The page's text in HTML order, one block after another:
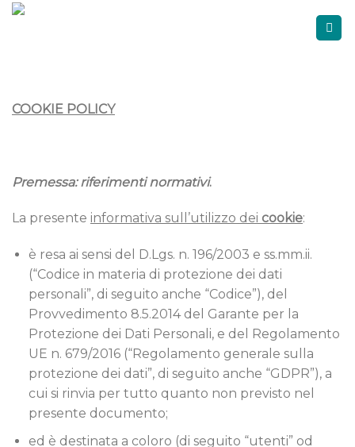
Skip
COOKIE POLICY
Premessa: riferimenti normativi.
La presente informativa sull’utilizzo dei cookie:
è resa ai sensi del D.Lgs. n. 196/2003 e ss.mm.ii.
(“Codice in materia di protezione dei dati
personali”, di seguito anche “Codice”), del
Provvedimento 8.5.2014 del Garante per la
Protezione dei Dati Personali, e del Regolamento
UE n. 679/2016 (“Regolamento generale sulla
protezione dei dati”, di seguito anche “GDPR”), a
cui si rinvia per tutto quanto non previsto nel
presente documento;
ed è destinata a coloro (di seguito “utenti” od